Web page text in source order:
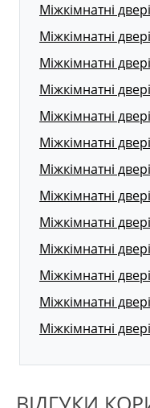
Міжкімнатні
Міжкімнатні
Міжкімнатні
Міжкімнатні
Міжкімнатні
Міжкімнатні
Міжкімнатні
Міжкімнатні
Міжкімнатні
Міжкімнатні
Міжкімнатні
Міжкімнатні
Міжкімнатні